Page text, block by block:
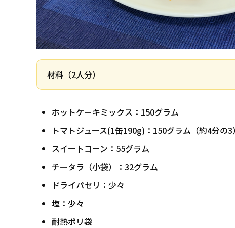
材料（2人分）
ホットケーキミックス：150グラム
トマトジュース(1缶190g)：150グラム（約4分の3）
スイートコーン：55グラム
チータラ（小袋）：32グラム
ドライパセリ：少々
塩：少々
耐熱ポリ袋